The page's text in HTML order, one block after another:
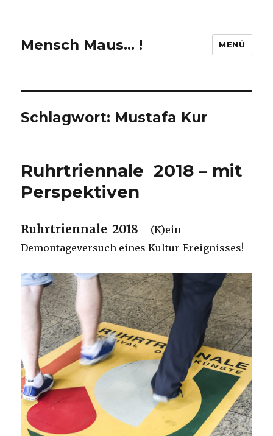
Mensch Maus… ! MENÜ
Schlagwort: Mustafa Kur
Ruhrtriennale 2018 – mit
Perspektiven
Ruhrtriennale 2018 – (K)ein
Demontageversuch eines Kultur-Ereignisses!